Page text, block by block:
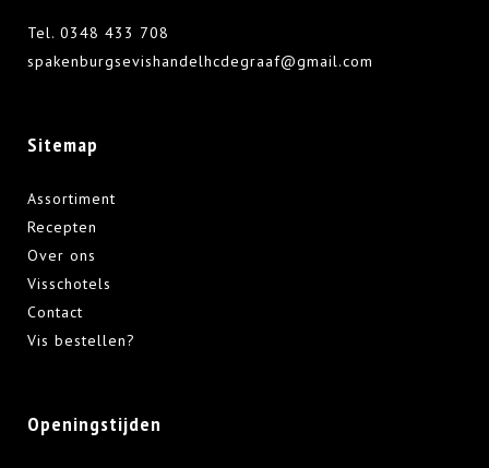
Tel. 0348 433 708
spakenburgsevishandelhcdegraaf@gmail.com
Sitemap
Assortiment
Recepten
Over ons
Visschotels
Contact
Vis bestellen?
Openingstijden